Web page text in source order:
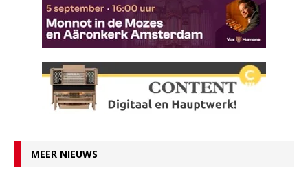
MEER NIEUWS